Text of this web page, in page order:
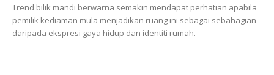
utiliti itu tidak logik berbanding penggunaan tenaga elektrik.
Trend bilik mandi berwarna semakin mendapat perhatian apabila
pemilik kediaman mula menjadikan ruang ini sebagai sebahagian
daripada ekspresi gaya hidup dan identiti rumah.